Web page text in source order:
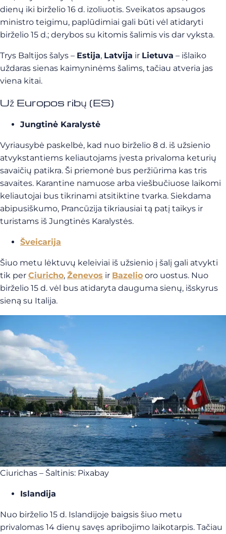
dienų iki birželio 16 d. izoliuotis. Sveikatos apsaugos
ministro teigimu, paplūdimiai gali būti vėl atidaryti
birželio 15 d.; derybos su kitomis šalimis vis dar vyksta.
Trys Baltijos šalys – Estija, Latvija ir Lietuva – išlaiko
uždaras sienas kaimyninėms šalims, tačiau atveria jas
viena kitai.
Už Europos ribų (ES)
Jungtinė Karalystė
Vyriausybė paskelbė, kad nuo birželio 8 d. iš užsienio
atvykstantiems keliautojams įvesta privaloma keturių
savaičių patikra. Ši priemonė bus peržiūrima kas tris
savaites. Karantine namuose arba viešbučiuose laikomi
keliautojai bus tikrinami atsitiktine tvarka. Siekdama
abipusiškumo, Prancūzija tikriausiai tą patį taikys ir
turistams iš Jungtinės Karalystės.
Šveicarija
Šiuo metu lėktuvų keleiviai iš užsienio į šalį gali atvykti
tik per Ciuricho, Ženevos ir Bazelio oro uostus. Nuo
birželio 15 d. vėl bus atidaryta dauguma sienų, išskyrus
sieną su Italija.
Ciurichas – Šaltinis: Pixabay
Islandija
Nuo birželio 15 d. Islandijoje baigsis šiuo metu
privalomas 14 dienų savęs apribojimo laikotarpis. Tačiau